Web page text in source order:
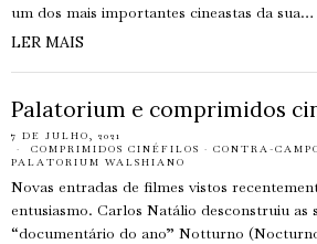
um dos mais importantes cineastas da sua…
LER MAIS
Palatorium e comprimidos
7 DE JULHO, 2021
COMPRIMIDOS CINÉFILOS · CONTRA-
PALATORIUM WALSHIANO
Novas entradas de filmes vistos
entusiasmo. Carlos Natálio desconstruiu as
“documentário do ano” Notturno